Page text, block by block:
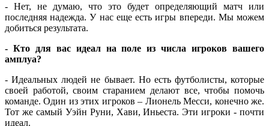
- Нет, не думаю, что это будет определяющий матч или
последняя надежда. У нас еще есть игры впереди. Мы можем
добиться результата.
- Кто для вас идеал на поле из числа игроков вашего
амплуа?
- Идеальных людей не бывает. Но есть футболисты, которые
своей работой, своим старанием делают все, чтобы помочь
команде. Один из этих игроков – Лионель Месси, конечно же.
Тот же самый Уэйн Руни, Хави, Иньеста. Эти игроки - почти
идеал.